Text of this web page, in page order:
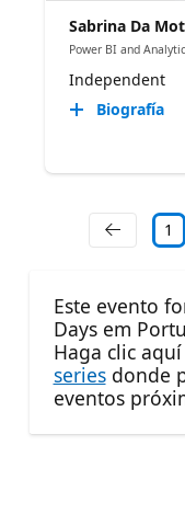
Sabrina Da
Power BI and
Independent
Biografía
1
Este evento
Days em
Haga clic
seriesdonde
eventos